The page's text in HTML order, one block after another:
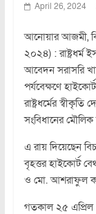
April 26, 2024
আনোয়ার আজমী,
২০২৪) : রাষ্ট্রধর্ম
আবেদন সরাসরি
পর্যবেক্ষণে
রাষ্ট্রধর্মের স্বীকৃতি
সংবিধানের
এ রায় দিয়েছেন
বৃহত্তর হাইকোর্ট
ও মো. আশরাফুল
গতকাল ২৫ এপ্রিল